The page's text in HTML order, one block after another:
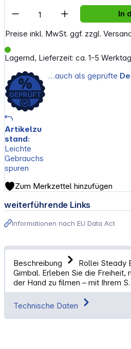
Preise inkl. MwSt. ggf. zzgl.
Lagernd, Lieferzeit: ca. 1-5
Artikel Anzahl: Gib In
Zum Merkzettel hinzufügen
…auch als geprüfte
Artikelzu
stand:
Leichte
Gebrauchs
spuren
weiterführende Links
Informationen nach EU Data Act
Beschreibung
Rollei Steady
Gimbal. Erleben Sie die Freiheit,
der Hand zu filmen – mit Ihrem
Technische Daten